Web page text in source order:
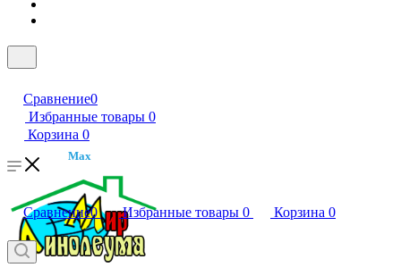
Сравнение0
Избранные товары 0
Корзина 0
Max
Сравнение0 Избранные товары 0 Корзина 0